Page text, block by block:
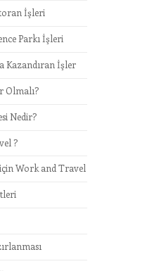
İşleri
Parkı İşleri
Kazandıran İşler
Olmalı?
Nedir?
?
Work and Travel